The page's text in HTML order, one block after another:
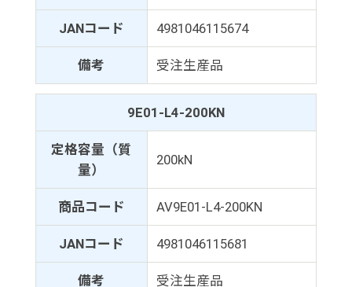
JANコード 4981046115674
備考 受注生産品
9E01-L4-200KN
定格容量（質
量）
200kN
商品コード AV9E01-L4-200KN
JANコード 4981046115681
備考 受注生産品